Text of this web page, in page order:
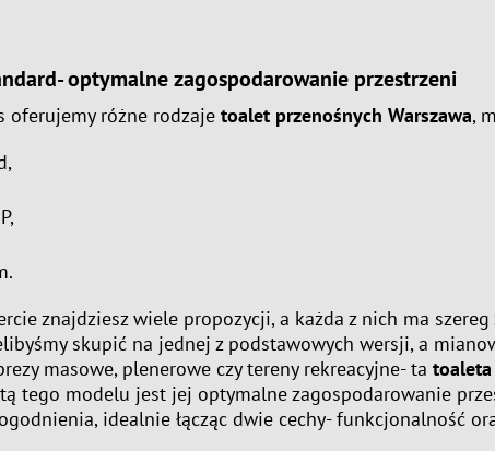
optymalne zagospodarowanie przestrzeni
oferujemy różne rodzaje toalet przenośnych Warszawa,
znajdziesz wiele propozycji, a każda z nich ma
skupić na jednej z podstawowych wersji, a
masowe, plenerowe czy tereny rekreacyjne- ta toaleta
tego modelu jest jej optymalne zagospodarowanie
idealnie łącząc dwie cechy- funkcjonalność